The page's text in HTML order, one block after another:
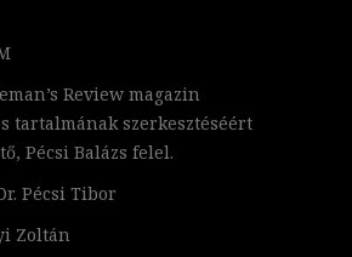
Review magazin
tartalmának szerkesztéséért
Pécsi Balázs felel.
Pécsi Tibor
Zoltán